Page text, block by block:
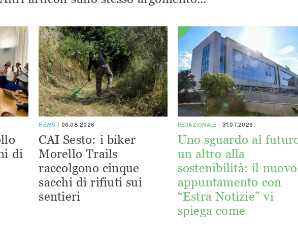
di
NEWS 06.08.2026
CAI Sesto: i biker
Morello Trails
raccolgono cinque
sacchi di rifiuti sui
sentieri
REDAZIONALE 31.07.2026
Uno sguardo al
un altro alla
sostenibilità: il nuovo
appuntamento con
“Estra Notizie” vi
spiega come